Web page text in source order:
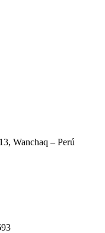
Wanchaq – Perú